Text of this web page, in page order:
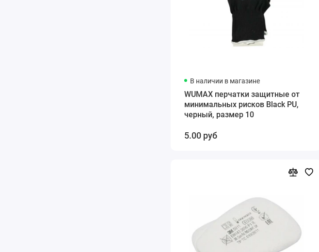
В наличии в магазине
WUMAX перчатки защитные от
минимальных рисков Black PU,
черный, размер 10
5.00 руб